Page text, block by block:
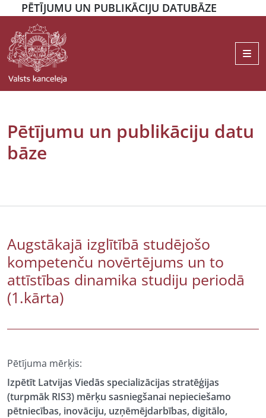
PĒTĪJUMU UN PUBLIKĀCIJU DATUBĀZE
Pētījumu un publikāciju datu
bāze
Augstākajā izglītībā studējošo
kompetenču novērtējums un to
attīstības dinamika studiju periodā
(1.kārta)
Pētījuma mērķis:
Izpētīt Latvijas Viedās specializācijas stratēģijas
(turpmāk RIS3) mērķu sasniegšanai nepieciešamo
pētniecības, inovāciju, uzņēmējdarbības, digitālo,